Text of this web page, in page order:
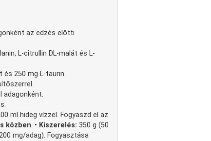
az edzés előtti
L-citrullin DL-malát és L-
és 250 mg L-taurin.
adagonként.
ml hideg vízzel. Fogyaszd el az
közben. • Kiszerelés: 350 g (50
mg/adag). Fogyasztása